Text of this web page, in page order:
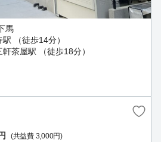
馬
（徒歩14分）
茶屋駅 （徒歩18分）
(共益費 3,000円)